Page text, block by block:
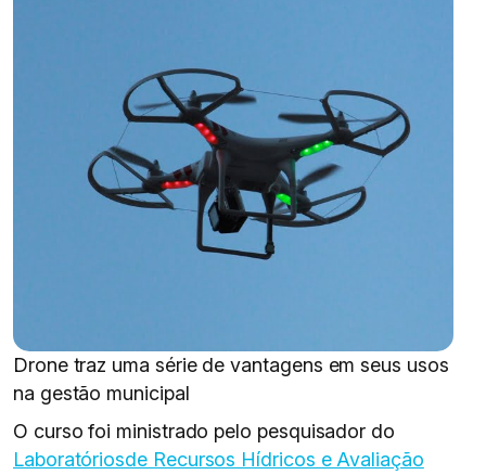
Drone traz uma série de vantagens em seus usos
na gestão municipal
O curso foi ministrado pelo pesquisador do
Laboratóriosde Recursos Hídricos e Avaliação